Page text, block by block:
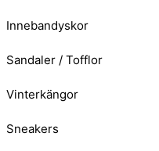
Innebandyskor
Sandaler / Tofflor
Vinterkängor
Sneakers